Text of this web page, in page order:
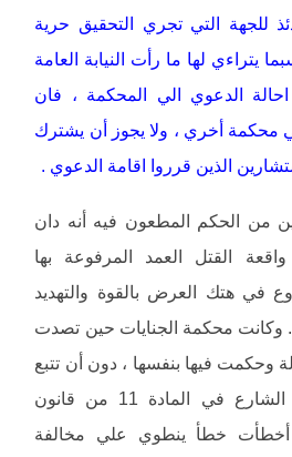
للجهة التي تجري التحقيق حرية
يتراءي لها ما رأت النيابة العامة
الدعوي الي المحكمة ، فان
محكمة أخري ، ولا يجوز أن يشترك
الذين قرروا اقامة الدعوي .
من الحكم المطعون فيه أنه دان
القتل العمد المرفوعة بها
في هتك العرض بالقوة والتهديد
. وكانت محكمة الجنايات حين تصدت
وحكمت فيها بنفسها ، دون أن تتبع
الاجراءات التي رسمها الشارع في المادة 11 من قانون
أخطأت خطأ ينطوي علي مخالفة